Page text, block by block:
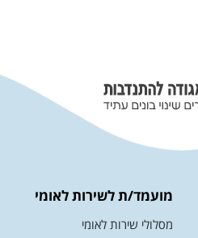
מועמד/ת לשירות לאומי
מסלולי שירות לאומי